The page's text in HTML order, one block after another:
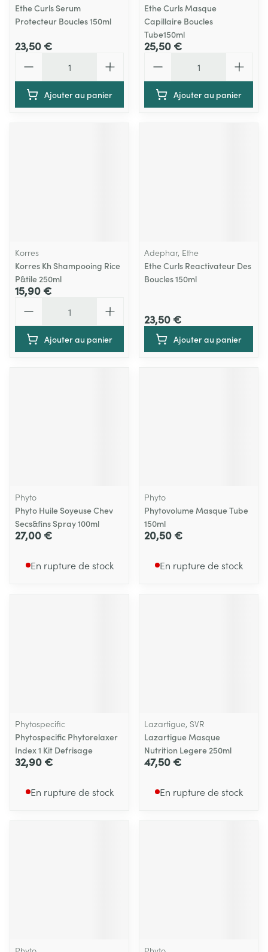
Ethe Curls Serum
Protecteur Boucles 150ml
23,50 €
Ajouter au panier
Ethe Curls Masque
Capillaire Boucles
Tube150ml
25,50 €
Ajouter au panier
Korres
Korres Kh Shampooing Rice
P&tile 250ml
15,90 €
Ajouter au panier
Adephar, Ethe
Ethe Curls Reactivateur Des
Boucles 150ml
23,50 €
Ajouter au panier
Phyto
Phyto Huile Soyeuse Chev
Secs&fins Spray 100ml
27,00 €
En rupture de stock
Phyto
Phytovolume Masque Tube
150ml
20,50 €
En rupture de stock
Phytospecific
Phytospecific Phytorelaxer
Index 1 Kit Defrisage
32,90 €
En rupture de stock
Lazartigue, SVR
Lazartigue Masque
Nutrition Legere 250ml
47,50 €
En rupture de stock